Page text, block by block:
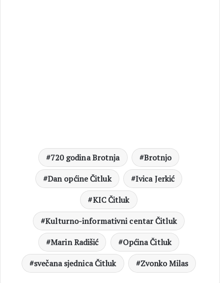
720 godina Brotnja
Brotnjo
Dan općine Čitluk
Ivica Jerkić
KIC Čitluk
Kulturno-informativni centar Čitluk
Marin Radišić
Općina Čitluk
svečana sjednica Čitluk
Zvonko Milas